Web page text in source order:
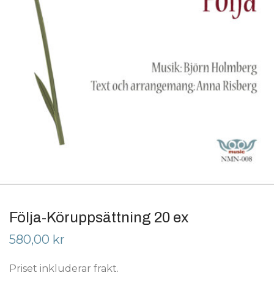
Följa-Köruppsättning 20 ex
580,00 kr
Priset inkluderar frakt.